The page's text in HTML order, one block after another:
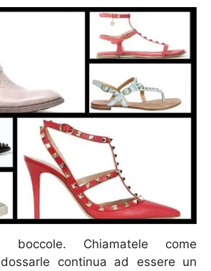
boccole. Chiamatele come
continua ad essere un